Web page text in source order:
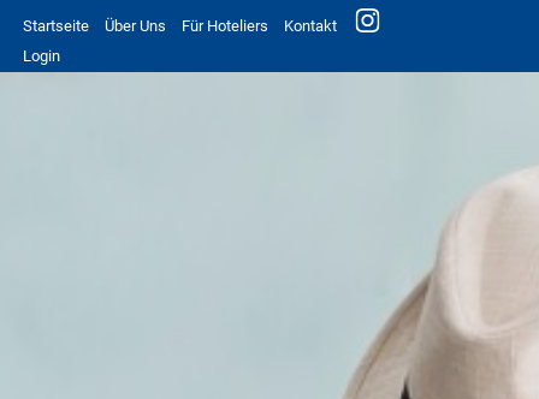
Startseite Über Uns Für Hoteliers
Kontakt
Login